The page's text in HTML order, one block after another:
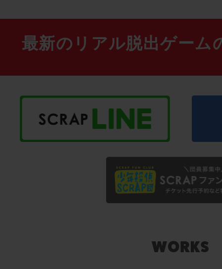
最新のリアル脱出ゲーム